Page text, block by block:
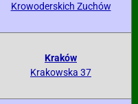
Krowoderskich Zuchów
Kraków
Krakowska 37